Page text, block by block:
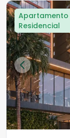
Apartamento
Residencial